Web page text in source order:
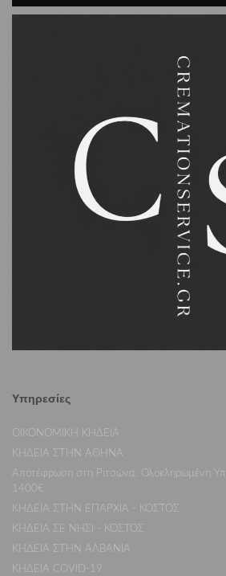
Υπηρεσίες
ΟΙΚΟΝΟΜΙΚΗ ΚΗΔΕΙΑ
ΚΗΔΕΙΑ ΣΤΗΝ ΑΘΗΝΑ
Αποτέφρωση στη Ριτσώνα: Ολοκληρωμένη
1400€
ΚΗΔΕΙΑ ΣΤΗΝ ΕΠΑΡΧΙΑ - ΚΟΣΤΟΣ
ΚΗΔΕΙΑ ΣΕ ΝΗΣΙ - ΚΟΣΤΟΣ
ΚΗΔΕΙΑ ΣΤΗΝ ΑΛΒΑΝΙΑ
ΚΗΔΕΙΑ COVID-19